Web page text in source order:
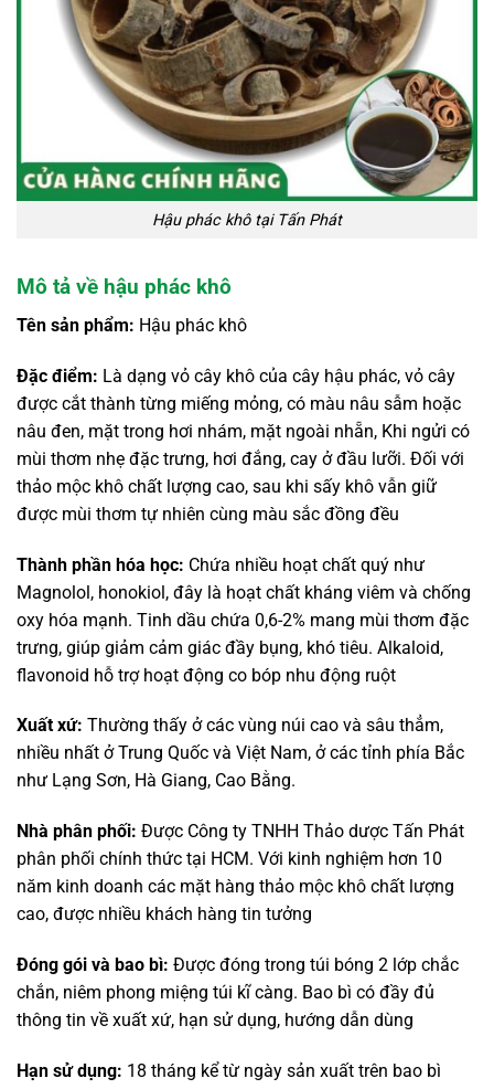
Hậu phác khô tại Tấn Phát
Mô tả về hậu phác khô
Tên sản phẩm: Hậu phác khô
Đặc điểm: Là dạng vỏ cây khô của cây hậu phác, vỏ cây
được cắt thành từng miếng mỏng, có màu nâu sẫm hoặc
nâu đen, mặt trong hơi nhám, mặt ngoài nhẵn, Khi ngửi có
mùi thơm nhẹ đặc trưng, hơi đắng, cay ở đầu lưỡi. Đối với
thảo mộc khô chất lượng cao, sau khi sấy khô vẫn giữ
được mùi thơm tự nhiên cùng màu sắc đồng đều
Thành phần hóa học: Chứa nhiều hoạt chất quý như
Magnolol, honokiol, đây là hoạt chất kháng viêm và chống
oxy hóa mạnh. Tinh dầu chứa 0,6-2% mang mùi thơm đặc
trưng, giúp giảm cảm giác đầy bụng, khó tiêu. Alkaloid,
flavonoid hỗ trợ hoạt động co bóp nhu động ruột
Xuất xứ: Thường thấy ở các vùng núi cao và sâu thẳm,
nhiều nhất ở Trung Quốc và Việt Nam, ở các tỉnh phía Bắc
như Lạng Sơn, Hà Giang, Cao Bằng.
Nhà phân phối: Được Công ty TNHH Thảo dược Tấn Phát
phân phối chính thức tại HCM. Với kinh nghiệm hơn 10
năm kinh doanh các mặt hàng thảo mộc khô chất lượng
cao, được nhiều khách hàng tin tưởng
Đóng gói và bao bì: Được đóng trong túi bóng 2 lớp chắc
chắn, niêm phong miệng túi kĩ càng. Bao bì có đầy đủ
thông tin về xuất xứ, hạn sử dụng, hướng dẫn dùng
Hạn sử dụng: 18 tháng kể từ ngày sản xuất trên bao bì